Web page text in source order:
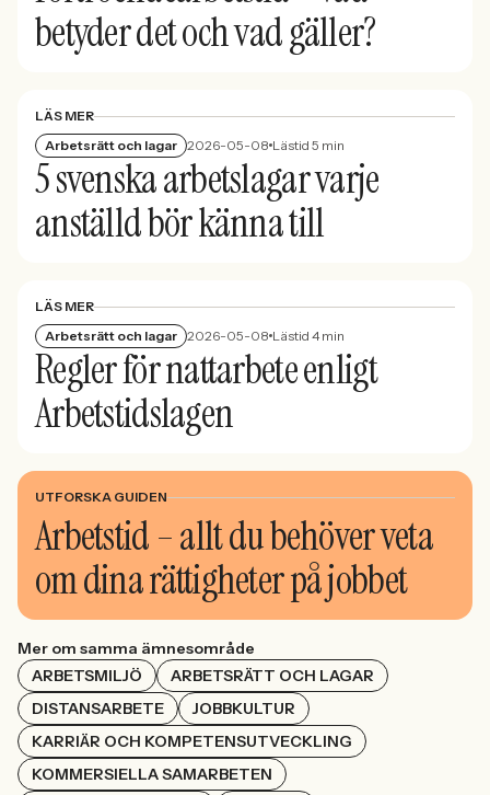
betyder det och vad gäller?
LÄS MER
Arbetsrätt och lagar 2026-05-08 Lästid 5 min
5 svenska arbetslagar varje
anställd bör känna till
LÄS MER
Arbetsrätt och lagar 2026-05-08 Lästid 4 min
Regler för nattarbete enligt
Arbetstidslagen
UTFORSKA GUIDEN
Arbetstid – allt du behöver veta
om dina rättigheter på jobbet
Mer om samma ämnesområde
ARBETSMILJÖ
ARBETSRÄTT OCH LAGAR
DISTANSARBETE
JOBBKULTUR
KARRIÄR OCH KOMPETENSUTVECKLING
KOMMERSIELLA SAMARBETEN